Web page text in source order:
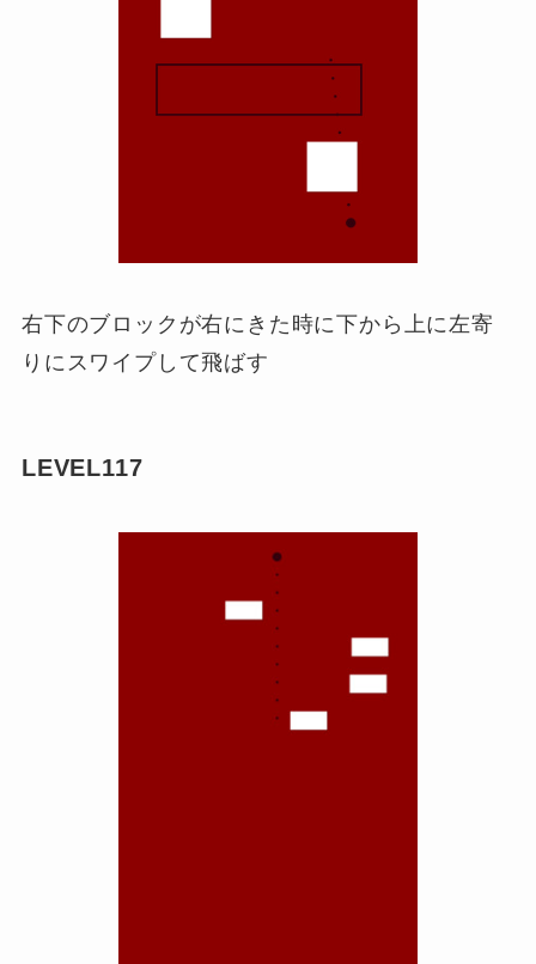
右下のブロックが右にきた時に下から上に左寄
りにスワイプして飛ばす
LEVEL117